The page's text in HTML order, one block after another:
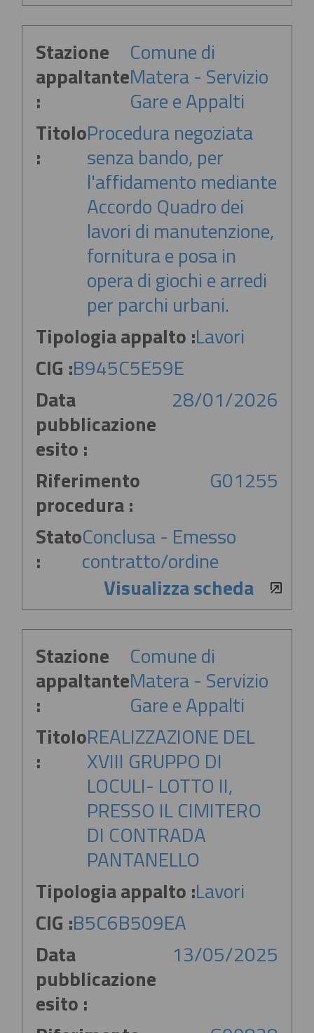
Stazione
appaltante
:
Comune di
Matera - Servizio
Gare e Appalti
Titolo
:
Procedura negoziata
senza bando, per
l'affidamento mediante
Accordo Quadro dei
lavori di manutenzione,
fornitura e posa in
opera di giochi e arredi
per parchi urbani.
Tipologia appalto :Lavori
CIG :B945C5E59E
Data
pubblicazione
esito :
28/01/2026
Riferimento
procedura :
G01255
Stato
:
Conclusa - Emesso
contratto/ordine
Visualizza scheda
Stazione
appaltante
:
Comune di
Matera - Servizio
Gare e Appalti
Titolo
:
REALIZZAZIONE DEL
XVIII GRUPPO DI
LOCULI- LOTTO II,
PRESSO IL CIMITERO
DI CONTRADA
PANTANELLO
Tipologia appalto :Lavori
CIG :B5C6B509EA
Data
pubblicazione
esito :
13/05/2025